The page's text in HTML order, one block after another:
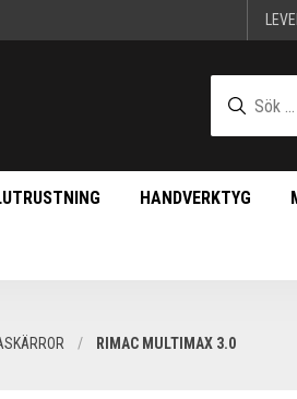
HANDVERKTYG
RIMAC MULTIMAX 3.0